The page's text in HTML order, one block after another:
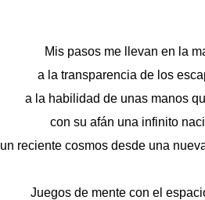
Mis pasos me llevan en la
a la transparencia de los
a la habilidad de unas manos
con su afán una infinito
un reciente cosmos desde una
Juegos de mente con el